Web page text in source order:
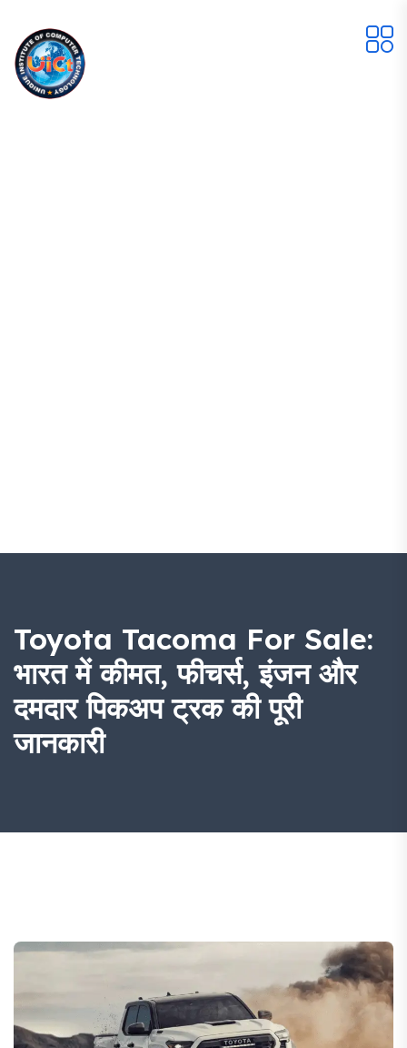
Toyota Tacoma For Sale:
भारत में कीमत, फीचर्स, इंजन और
दमदार पिकअप ट्रक की पूरी
जानकारी